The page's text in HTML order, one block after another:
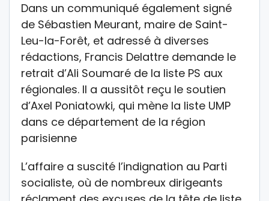
Dans un communiqué également signé
de Sébastien Meurant, maire de Saint-
Leu-la-Forêt, et adressé à diverses
rédactions, Francis Delattre demande le
retrait d’Ali Soumaré de la liste PS aux
régionales. Il a aussitôt reçu le soutien
d’Axel Poniatowki, qui mène la liste UMP
dans ce département de la région
parisienne
L’affaire a suscité l’indignation au Parti
socialiste, où de nombreux dirigeants